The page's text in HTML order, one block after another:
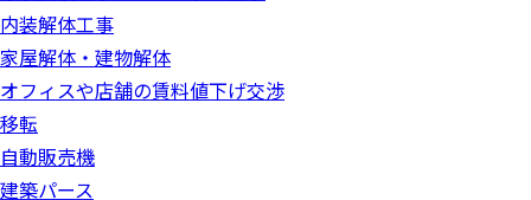
内装解体工事
家屋解体・建物解体
オフィスや店舗の賃料値下げ交渉
移転
自動販売機
建築パース